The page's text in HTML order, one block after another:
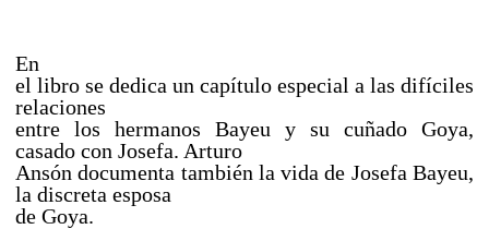
En
el libro se dedica un capítulo especial a las difíciles
relaciones
entre los hermanos Bayeu y su cuñado Goya,
casado con Josefa. Arturo
Ansón documenta también la vida de Josefa Bayeu,
la discreta esposa
de Goya.